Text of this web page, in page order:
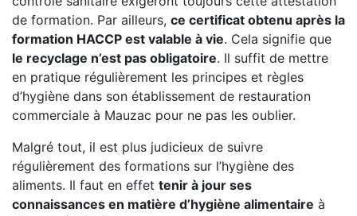
de formation. Par ailleurs, ce certificat obtenu après la
formation HACCP est valable à vie. Cela signifie que
le recyclage n’est pas obligatoire. Il suffit de mettre
en pratique régulièrement les principes et règles
d’hygiène dans son établissement de restauration
commerciale à Mauzac pour ne pas les oublier.
Malgré tout, il est plus judicieux de suivre
régulièrement des formations sur l’hygiène des
aliments. Il faut en effet tenir à jour ses
connaissances en matière d’hygiène alimentaire à